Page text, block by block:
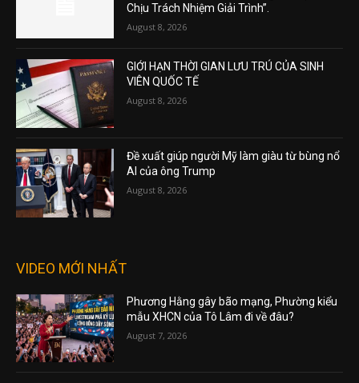
Chịu Trách Nhiệm Giải Trình”.
August 8, 2026
GIỚI HẠN THỜI GIAN LƯU TRÚ CỦA SINH
VIÊN QUỐC TẾ
August 8, 2026
Đề xuất giúp người Mỹ làm giàu từ bùng nổ
AI của ông Trump
August 8, 2026
VIDEO MỚI NHẤT
Phương Hằng gây bão mạng, Phường kiểu
mẫu XHCN của Tô Lâm đi về đâu?
August 7, 2026